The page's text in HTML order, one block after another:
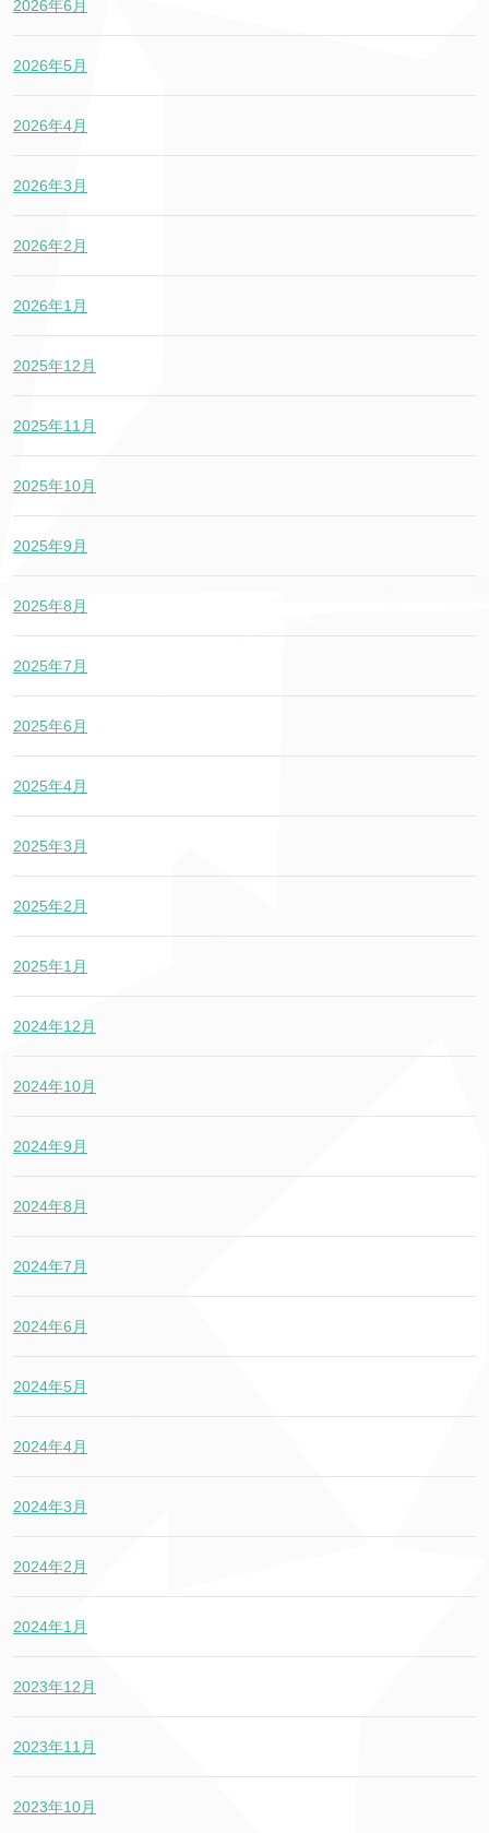
2026年6月
2026年5月
2026年4月
2026年3月
2026年2月
2026年1月
2025年12月
2025年11月
2025年10月
2025年9月
2025年8月
2025年7月
2025年6月
2025年4月
2025年3月
2025年2月
2025年1月
2024年12月
2024年10月
2024年9月
2024年8月
2024年7月
2024年6月
2024年5月
2024年4月
2024年3月
2024年2月
2024年1月
2023年12月
2023年11月
2023年10月